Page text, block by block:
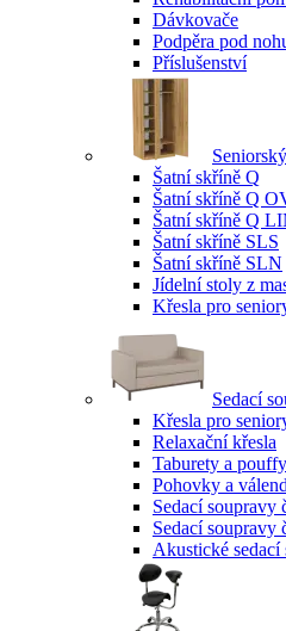
Dávkovače
Podpěra pod
Příslušenství
Šatní skříně Q
Šatní skříně Q
Šatní skříně Q
Šatní skříně SLS
Šatní skříně SLN
Jídelní stoly z
Křesla pro
Sedací
Křesla pro
Relaxační křesla
Taburety a pouffy
Pohovky a
Sedací soupravy
Sedací soupravy
Akustické sedací